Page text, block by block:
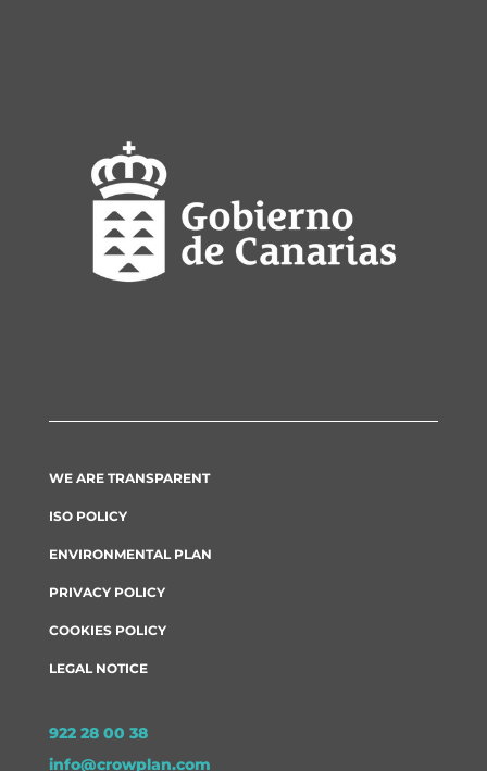
WE ARE TRANSPARENT
ISO POLICY
ENVIRONMENTAL PLAN
PRIVACY POLICY
COOKIES POLICY
LEGAL NOTICE
922 28 00 38
info@crowplan.com